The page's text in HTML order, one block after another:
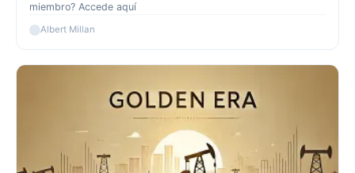
miembro? Accede aquí
Albert Millan